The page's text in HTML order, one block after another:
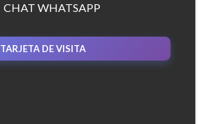
CHAT WHATSAPP
TARJETA DE VISITA